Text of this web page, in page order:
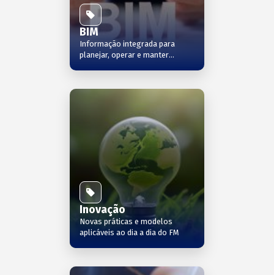
BIM
Informação integrada para
planejar, operar e manter
Inovação
Novas práticas e modelos
aplicáveis ao dia a dia do FM